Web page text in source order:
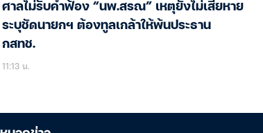
ศาลไม่รับคำฟ้อง “นพ.สรณ” เหตุยังไม่เสียหาย
ระบุชัดนายกฯ ต้องทูลเกล้าให้พ้นประธาน
กสทช.
11:13 น.